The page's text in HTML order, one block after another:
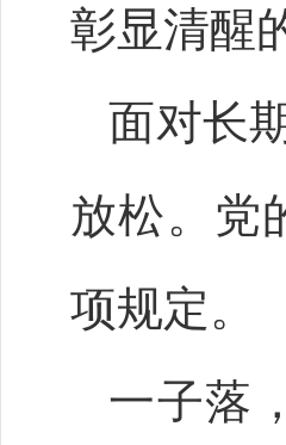
彰显清醒
面对长
放松。党
项规定。
一子落